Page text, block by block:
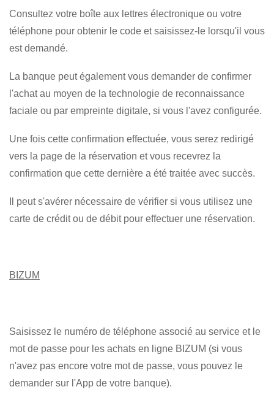
Consultez votre boîte aux lettres électronique ou votre
téléphone pour obtenir le code et saisissez-le lorsqu'il vous
est demandé.
La banque peut également vous demander de confirmer
l'achat au moyen de la technologie de reconnaissance
faciale ou par empreinte digitale, si vous l'avez configurée.
Une fois cette confirmation effectuée, vous serez redirigé
vers la page de la réservation et vous recevrez la
confirmation que cette dernière a été traitée avec succès.
Il peut s'avérer nécessaire de vérifier si vous utilisez une
carte de crédit ou de débit pour effectuer une réservation.
BIZUM
Saisissez le numéro de téléphone associé au service et le
mot de passe pour les achats en ligne BIZUM (si vous
n'avez pas encore votre mot de passe, vous pouvez le
demander sur l'App de votre banque).